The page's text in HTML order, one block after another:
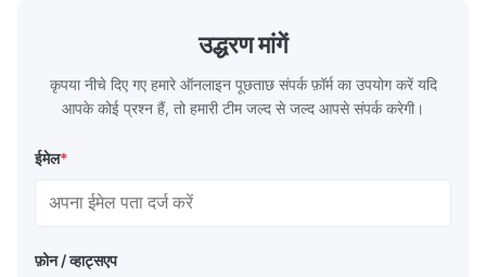
TH620 Standard JIS DIN ASTM GB EN AISI
Product Features High-quality tinplate with
उद्धरण मांगें
कृपया नीचे दिए गए हमारे ऑनलाइन पूछताछ संपर्क फ़ॉर्म का उपयोग करें यदि
आपके कोई प्रश्न हैं, तो हमारी टीम जल्द से जल्द आपसे संपर्क करेगी।
ईमेल*
फ़ोन / व्हाट्सएप